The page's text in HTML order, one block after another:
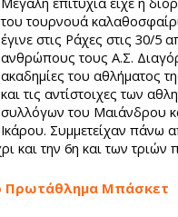
του τουρνουά
έγινε στις Ράχες στις 30/5
ανθρώπους τους Α.Σ.
ακαδημίες του αθλήματος
και τις αντίστοιχες των
συλλόγων του Μαιάνδρου
Ικάρου. Συμμετείχαν πάνω
και την 6η και των
Πρωτάθλημα Μπάσκετ